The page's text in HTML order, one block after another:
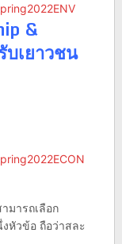
&
เยาวชน
มารถเลือก
หัวข้อ ถือว่าสละ